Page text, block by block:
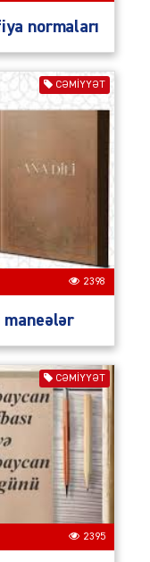
normaları
CƏMIYYƏT
2398
CƏMIYYƏT
2395